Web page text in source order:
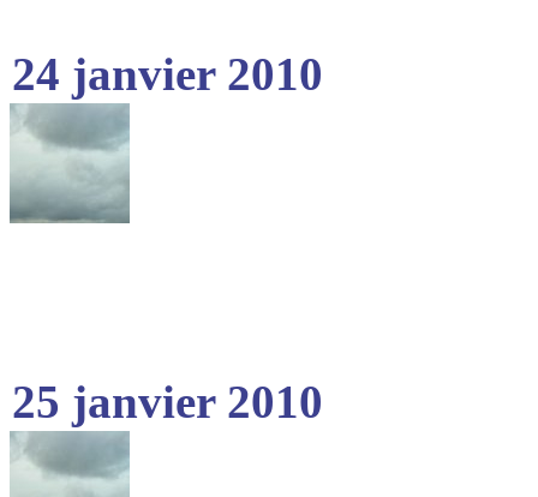
24 janvier 2010
25 janvier 2010